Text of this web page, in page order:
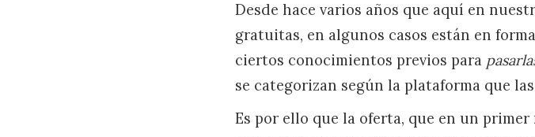
Desde hace varios años que aquí en
gratuitas, en algunos casos están en
ciertos conocimientos previos para
se categorizan según la plataforma que
Es por ello que la oferta, que en un